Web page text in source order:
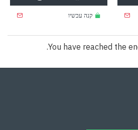
קנה עכשיו
You have reached the